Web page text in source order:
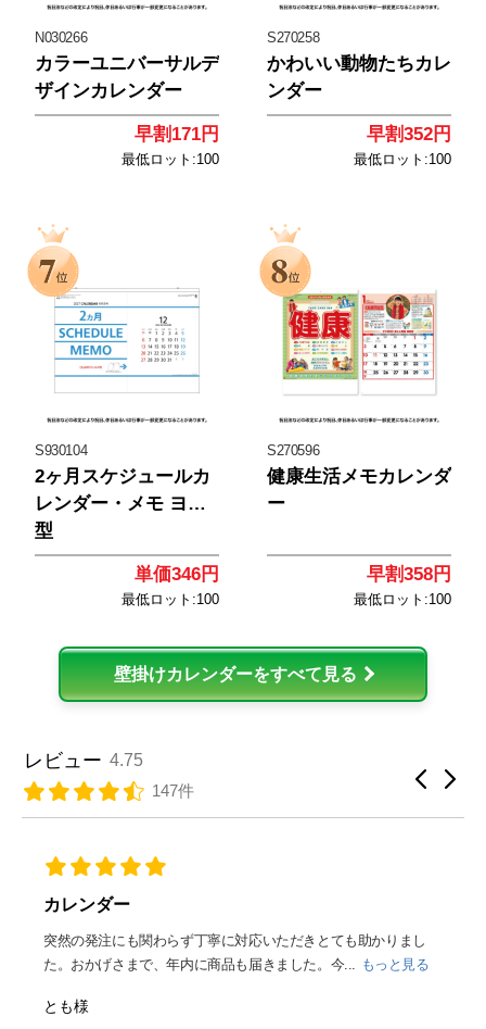
N030266
カラーユニバーサルデ
ザインカレンダー
早割171円
最低ロット:100
S270258
かわいい動物たちカレ
ンダー
早割352円
最低ロット:100
<
S930104
2ヶ月スケジュールカ
レンダー・メモ ヨコ
型
単価346円
最低ロット:100
<
S270596
健康生活メモカレンダ
ー
早割358円
最低ロット:100
壁掛けカレンダーをすべて見る
レビュー 4.75
147件
カレンダー
突然の発注にも関わらず丁寧に対応いただきとても助かりまし
た。おかげさまで、年内に商品も届きました。今...
もっと見る
とも様